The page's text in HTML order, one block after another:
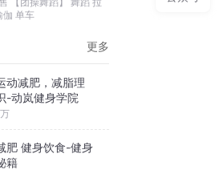
伽 单车
更多
动减肥，减脂理
-动岚健身学院
肥 健身饮食-健身
籍